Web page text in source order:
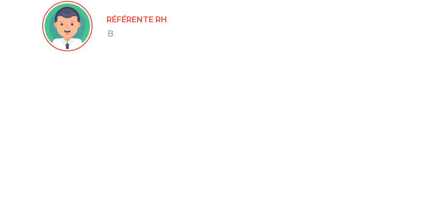
RÉFÉRENTE RH
B.